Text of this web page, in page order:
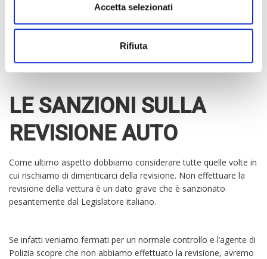
Accetta selezionati
Rifiuta
di revisione, il prezzo è più alto ma contempla anche i diritti che
devono essere dati alla motorizzazione civile, l’IVA al 22%, oltre
a varie tasse e al bollettino postale.
LE SANZIONI SULLA
REVISIONE AUTO
Come ultimo aspetto dobbiamo considerare tutte quelle volte in
cui rischiamo di dimenticarci della revisione. Non effettuare la
revisione della vettura è un dato grave che è sanzionato
pesantemente dal Legislatore italiano.
Se infatti veniamo fermati per un normale controllo e l’agente di
Polizia scopre che non abbiamo effettuato la revisione, avremo